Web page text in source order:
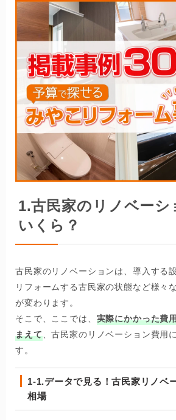
1.古民家のリノベーシ
いくら？
古民家のリノベーションは、導入する
リフォームする古民家の状態など様々
が変わります。
そこで、ここでは、 実際にかかった費
まえて、古民家のリノベーション費用
す。
1-1.データで見る！古民家リノベ
相場